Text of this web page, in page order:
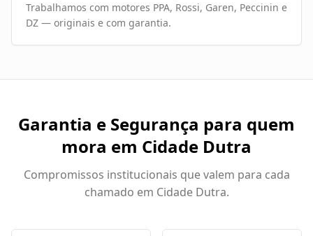
Trabalhamos com motores PPA, Rossi, Garen, Peccinin e
DZ — originais e com garantia.
Garantia e Segurança para quem
mora em Cidade Dutra
Compromissos institucionais que valem para cada
chamado em Cidade Dutra.